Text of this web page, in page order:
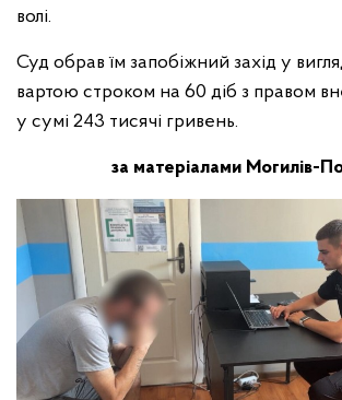
волі.
Суд обрав їм запобіжний захід у
вартою строком на 60 діб з правом
у сумі 243 тисячі гривень.
за матеріалами Могилів-